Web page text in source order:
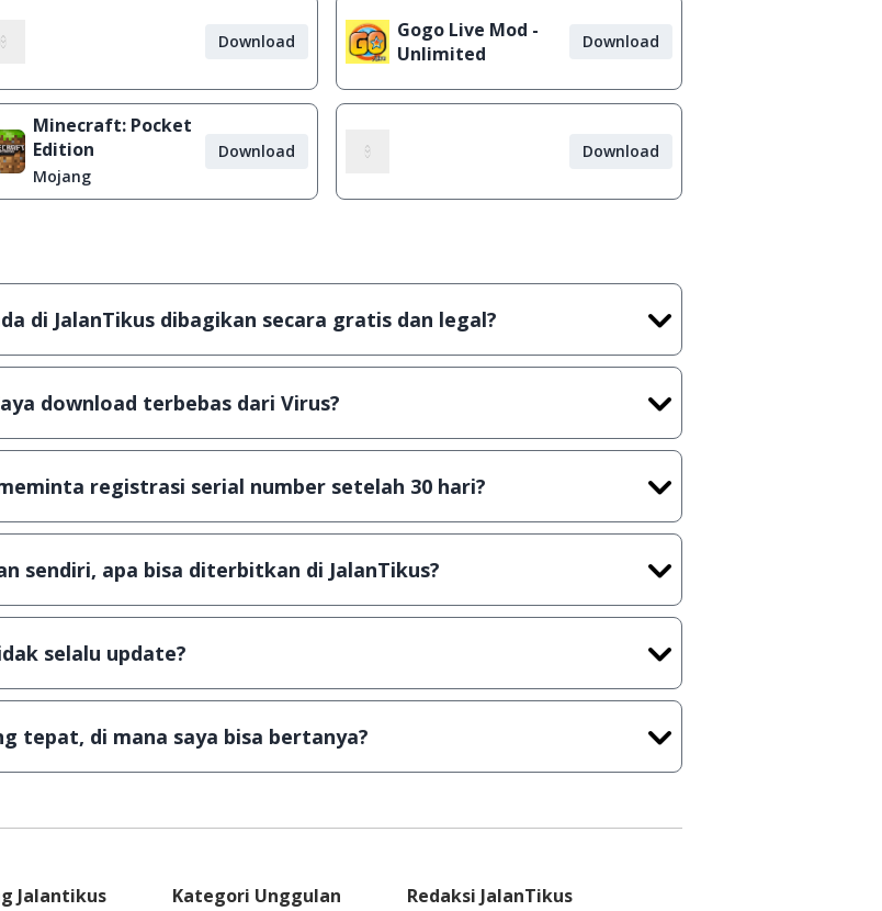
Download
Gogo Live Mod -
Unlimited
Download
Minecraft: Pocket
Edition
Mojang
Download Download
di JalanTikus dibagikan secara gratis dan legal?
yang gratis (Freeware) dan legal, dalam artian tidak (bajakan) hasil crack,
download terbebas dari Virus?
3 jenis Antivirus (Kaspersky, AVG & Avast) sebelum menerbitkan suatu
registrasi serial number setelah 30 hari?
aplikasi & games yang dibagikan secara Shareware, dalam arti hanya
sendiri, apa bisa diterbitkan di JalanTikus?
dengan menyertakan Nama Aplikasi/Games, Deskripsi serta
selalu update?
ada di JalanTikus, hingga saat ini kita masih melakukan upload-download
tepat, di mana saya bisa bertanya?
yang masuk. Kirim pertanyaan kamu keinfo@jalantikus.com
Redaksi JalanTikus
Jalantikus Kategori Unggulan